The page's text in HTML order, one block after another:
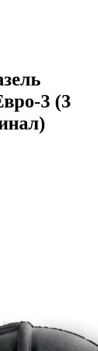
3 (3